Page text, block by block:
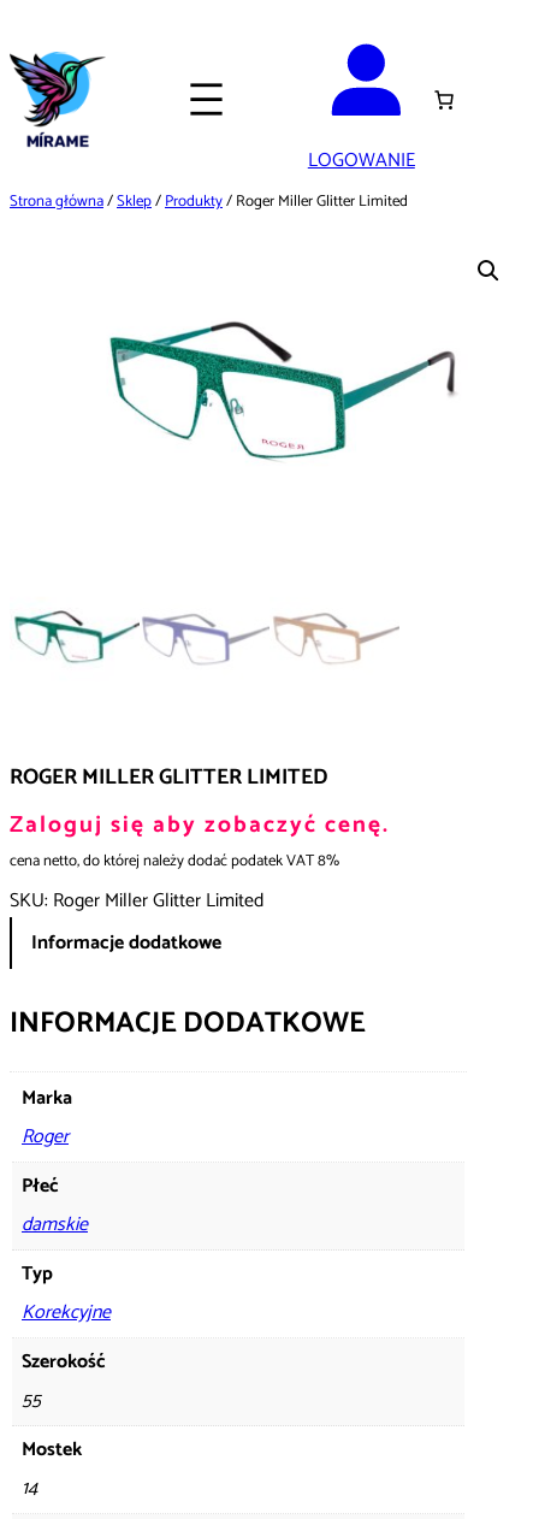
do
treści
LOGOWANIE
Strona główna/Sklep/Produkty/ Roger Miller Glitter Limited
ROGER MILLER GLITTER LIMITED
Zaloguj się aby zobaczyć cenę.
cena netto, do której należy dodać podatek VAT 8%
SKU: Roger Miller Glitter Limited
Informacje dodatkowe
INFORMACJE DODATKOWE
Marka
Roger
Płeć
damskie
Typ
Korekcyjne
Szerokość
55
Mostek
14